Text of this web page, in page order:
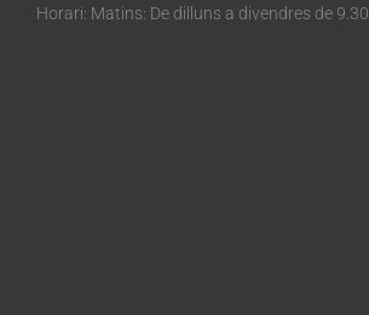
Horari: Matins: De dilluns a divendres de